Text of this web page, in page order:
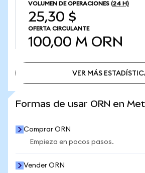
VOLUMEN DE OPERACIONES (24 H)
25,30 $
OFERTA CIRCULANTE
100,00 M ORN
VER MÁS
Formas de usar ORN en
Comprar ORN
Empieza en pocos pasos.
Vender ORN